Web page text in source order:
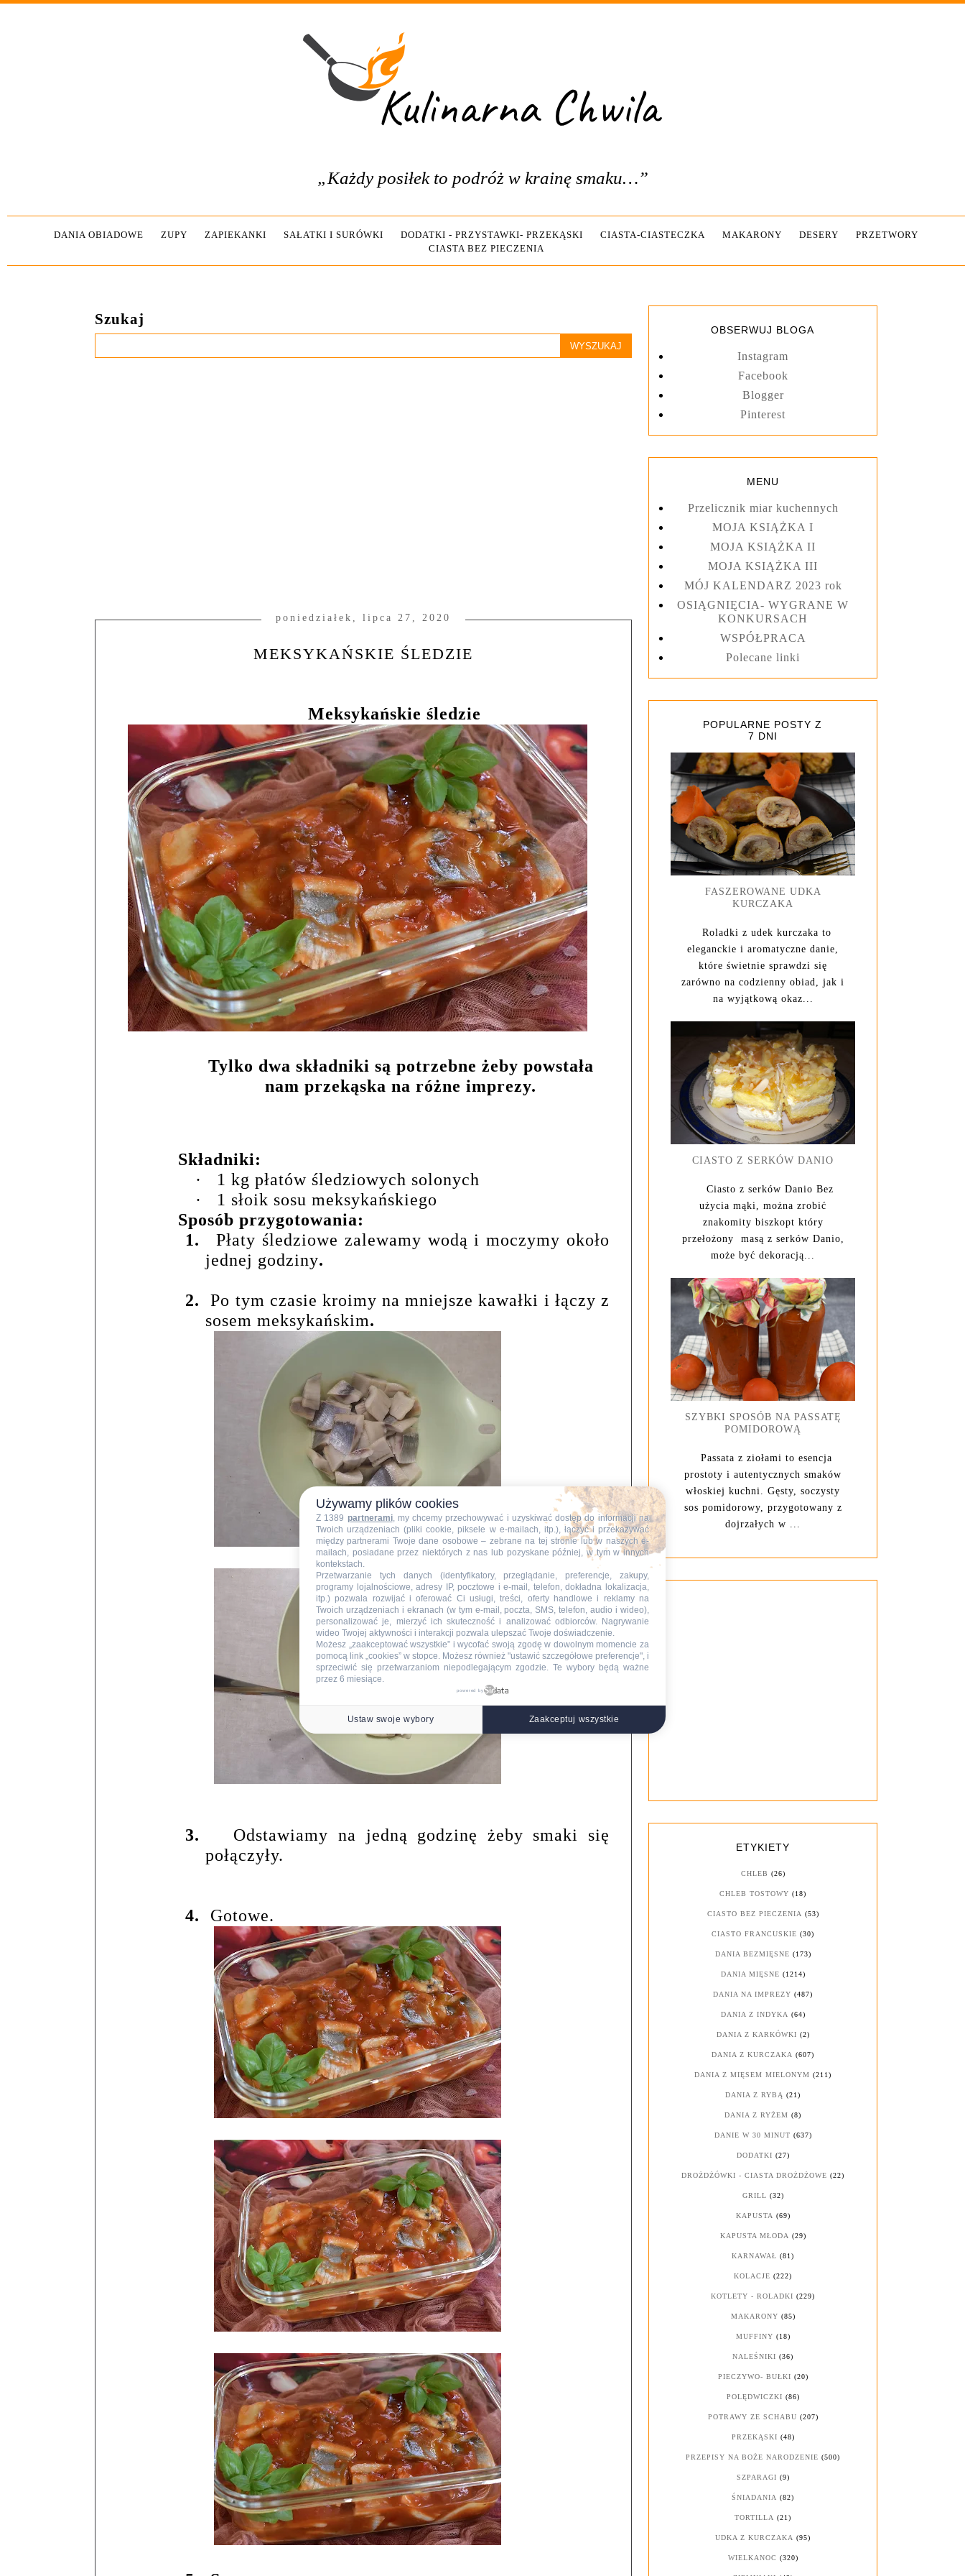
„Każdy posiłek to podróż w krainę smaku…”
DANIA OBIADOWE ZUPY ZAPIEKANKI SAŁATKI I SURÓWKI DODATKI - PRZYSTAWKI- PRZEKĄSKI CIASTA-CIASTECZKA MAKARONY DESERY
PRZETWORY
CIASTA BEZ PIECZENIA
Szukaj
poniedziałek, lipca 27, 2020
MEKSYKAŃSKIE ŚLEDZIE
Meksykańskie śledzie
Tylko dwa składniki są potrzebne żeby powstała
nam przekąska na różne imprezy.
Składniki:
·
1 kg płatów śledziowych solonych
·
1 słoik sosu meksykańskiego
Sposób przygotowania:
1.
Płaty śledziowe zalewamy wodą i moczymy około
jednej godziny.
2.
Po tym czasie kroimy na mniejsze kawałki i łączy z
sosem meksykańskim.
3.
Odstawiamy na jedną godzinę żeby smaki się
połączyły.
4. Gotowe.
OBSERWUJ BLOGA
Instagram
Facebook
Blogger
Pinterest
MENU
Przelicznik miar kuchennych
MOJA KSIĄŻKA I
MOJA KSIĄŻKA II
MOJA KSIĄŻKA III
MÓJ KALENDARZ 2023 rok
OSIĄGNIĘCIA- WYGRANE W
KONKURSACH
WSPÓŁPRACA
Polecane linki
POPULARNE POSTY Z
7 DNI
FASZEROWANE UDKA
KURCZAKA
Roladki z udek kurczaka to
eleganckie i aromatyczne danie,
które świetnie sprawdzi się
zarówno na codzienny obiad, jak i
na wyjątkową okaz...
CIASTO Z SERKÓW DANIO
Ciasto z serków Danio Bez
użycia mąki, można zrobić
znakomity biszkopt który
przełożony masą z serków Danio,
może być dekoracją...
SZYBKI SPOSÓB NA PASSATĘ
POMIDOROWĄ
Passata z ziołami to esencja
prostoty i autentycznych smaków
włoskiej kuchni. Gęsty, soczysty
sos pomidorowy, przygotowany z
dojrzałych w ...
ETYKIETY
CHLEB (26)
CHLEB TOSTOWY (18)
CIASTO BEZ PIECZENIA (53)
CIASTO FRANCUSKIE (30)
DANIA BEZMIĘSNE (173)
DANIA MIĘSNE (1214)
DANIA NA IMPREZY (487)
DANIA Z INDYKA (64)
DANIA Z KARKÓWKI (2)
DANIA Z KURCZAKA (607)
DANIA Z MIĘSEM MIELONYM (211)
DANIA Z RYBĄ (21)
DANIA Z RYŻEM (8)
DANIE W 30 MINUT (637)
DODATKI (27)
DROŻDŻÓWKI - CIASTA DROŻDŻOWE (22)
GRILL (32)
KAPUSTA (69)
KAPUSTA MŁODA (29)
KARNAWAŁ (81)
KOLACJE (222)
KOTLETY - ROLADKI (229)
MAKARONY (85)
MUFFINY (18)
NALEŚNIKI (36)
PIECZYWO- BUŁKI (20)
POLĘDWICZKI (86)
POTRAWY ZE SCHABU (207)
PRZEKĄSKI (48)
PRZEPISY NA BOŻE NARODZENIE (500)
SZPARAGI (9)
ŚNIADANIA (82)
TORTILLA (21)
UDKA Z KURCZAKA (95)
WIELKANOC (320)
Używamy plików cookies
Z 1389 partnerami, my chcemy przechowywać i uzyskiwać dostęp do informacji na
Twoich urządzeniach (pliki cookie, piksele w e-mailach, itp.), łączyć i przekazywać
między partnerami Twoje dane osobowe – zebrane na tej stronie lub w naszych e-
mailach, posiadane przez niektórych z nas lub pozyskane później, w tym w innych
kontekstach.
Przetwarzanie tych danych (identyfikatory, przeglądanie, preferencje, zakupy,
programy lojalnościowe, adresy IP, pocztowe i e-mail, telefon, dokładna lokalizacja,
itp.) pozwala rozwijać i oferować Ci usługi, treści, oferty handlowe i reklamy na
Twoich urządzeniach i ekranach (w tym e-mail, poczta, SMS, telefon, audio i wideo),
personalizować je, mierzyć ich skuteczność i analizować odbiorców. Nagrywanie
wideo Twojej aktywności i interakcji pozwala ulepszać Twoje doświadczenie.
Możesz „zaakceptować wszystkie” i wycofać swoją zgodę w dowolnym momencie za
pomocą link „cookies” w stopce. Możesz również "ustawić szczegółowe preferencje", i
sprzeciwić się przetwarzaniom niepodlegającym zgodzie. Te wybory będą ważne
przez 6 miesiące.
powered by
Ustaw swoje wybory Zaakceptuj wszystkie